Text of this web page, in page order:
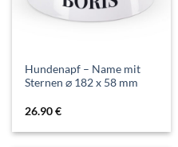
Hundenapf – Name mit
Sternen ⌀ 182 x 58 mm
26.90€